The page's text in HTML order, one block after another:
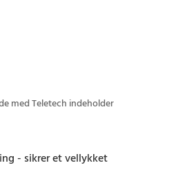
med Teletech indeholder
- sikrer et vellykket